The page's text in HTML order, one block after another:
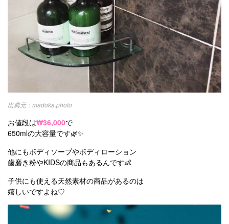
madoka.photo
お値段は₩36,000で
650mlの大容量です🌿✨
他にもボディソープやボディローション
歯磨き粉やKIDSの商品もあるんです👶
子供にも使える天然素材の商品があるのは
嬉しいですよね♡